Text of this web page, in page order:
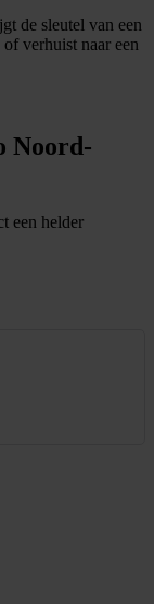
de sleutel van een
verhuist naar een
Noord-
een helder